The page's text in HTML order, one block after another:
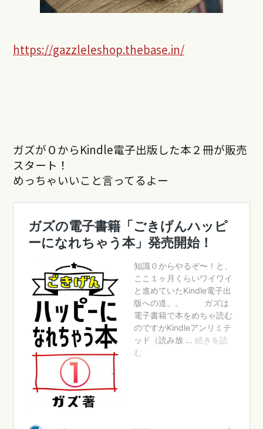
https://gazzleleshop.thebase.in/
ガズが０からKindle電子出版した本２冊が販売
スタート！
めっちゃいいこと言ってるよー